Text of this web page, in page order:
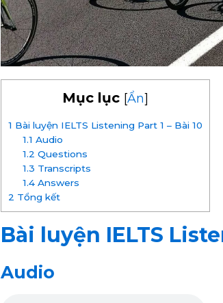
Mục lục [Ẩn]
1 Bài luyện IELTS Listening Part 1 – Bài 10
1.1 Audio
1.2 Questions
1.3 Transcripts
1.4Answers
2 Tổng kết
Bài luyện IELTS
Audio